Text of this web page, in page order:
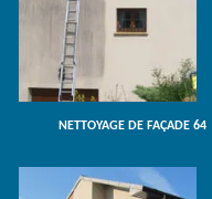
NETTOYAGE DE FAÇADE 64